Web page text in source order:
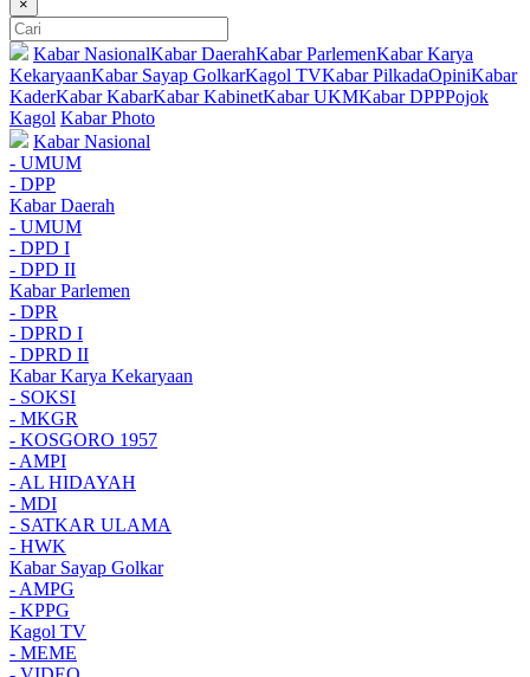
×
Kabar NasionalKabar DaerahKabar ParlemenKabar Karya
KekaryaanKabar Sayap GolkarKagol TVKabar PilkadaOpiniKabar
KaderKabar KabarKabar KabinetKabar UKMKabar DPPPojok
Kagol Kabar Photo
Kabar Nasional
- UMUM
- DPP
Kabar Daerah
- UMUM
- DPD I
- DPD II
Kabar Parlemen
- DPR
- DPRD I
- DPRD II
Kabar Karya Kekaryaan
- SOKSI
- MKGR
- KOSGORO 1957
- AMPI
- AL HIDAYAH
- MDI
- SATKAR ULAMA
- HWK
Kabar Sayap Golkar
- AMPG
- KPPG
Kagol TV
- MEME